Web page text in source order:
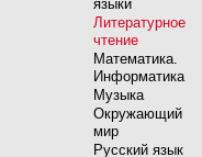
языки
Литературное
чтение
Математика.
Информатика
Музыка
Окружающий
мир
Русский язык